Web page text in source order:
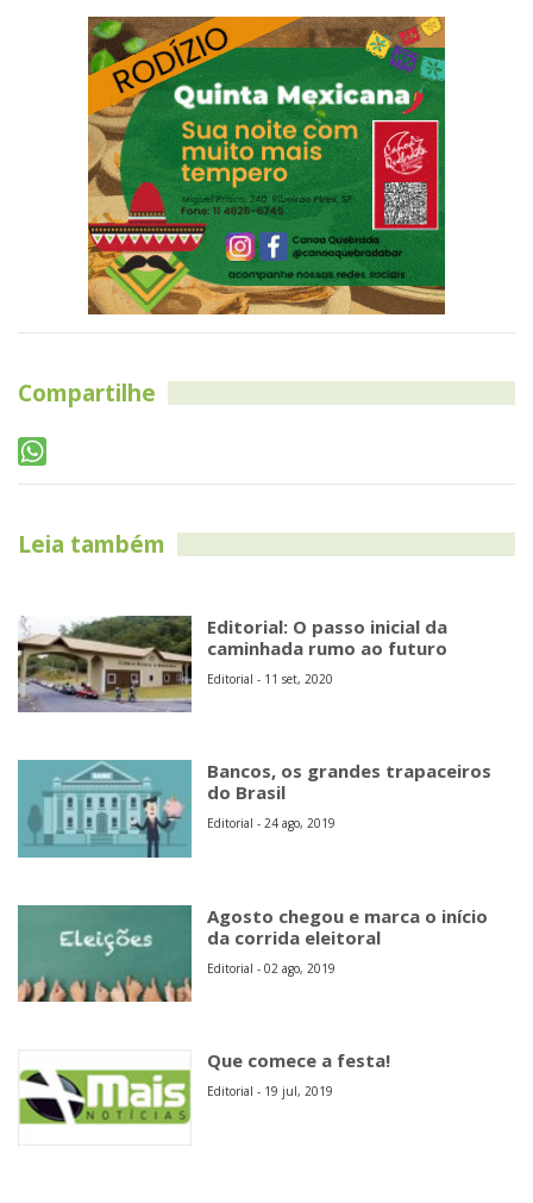
Compartilhe
Leia também
Editorial: O passo inicial da
caminhada rumo ao futuro
Editorial - 11 set, 2020
Bancos, os grandes trapaceiros
do Brasil
Editorial - 24 ago, 2019
Agosto chegou e marca o início
da corrida eleitoral
Editorial - 02 ago, 2019
Que comece a festa!
Editorial - 19 jul, 2019